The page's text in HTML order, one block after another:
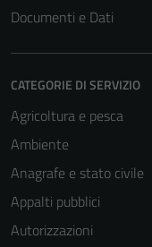
Documenti e Dati
CATEGORIE DI SERVIZIO
Agricoltura e pesca
Ambiente
Anagrafe e stato civile
Appalti pubblici
Autorizzazioni